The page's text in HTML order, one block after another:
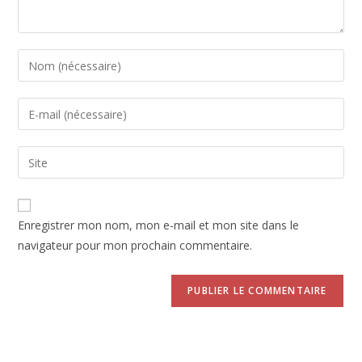
Enter
your
name
comment
Enter
your
email
address
comment
Saisir
l’URL
de
votre
(facultatif)
Enregistrer mon nom, mon e-mail et mon site dans le
navigateur pour mon prochain commentaire.